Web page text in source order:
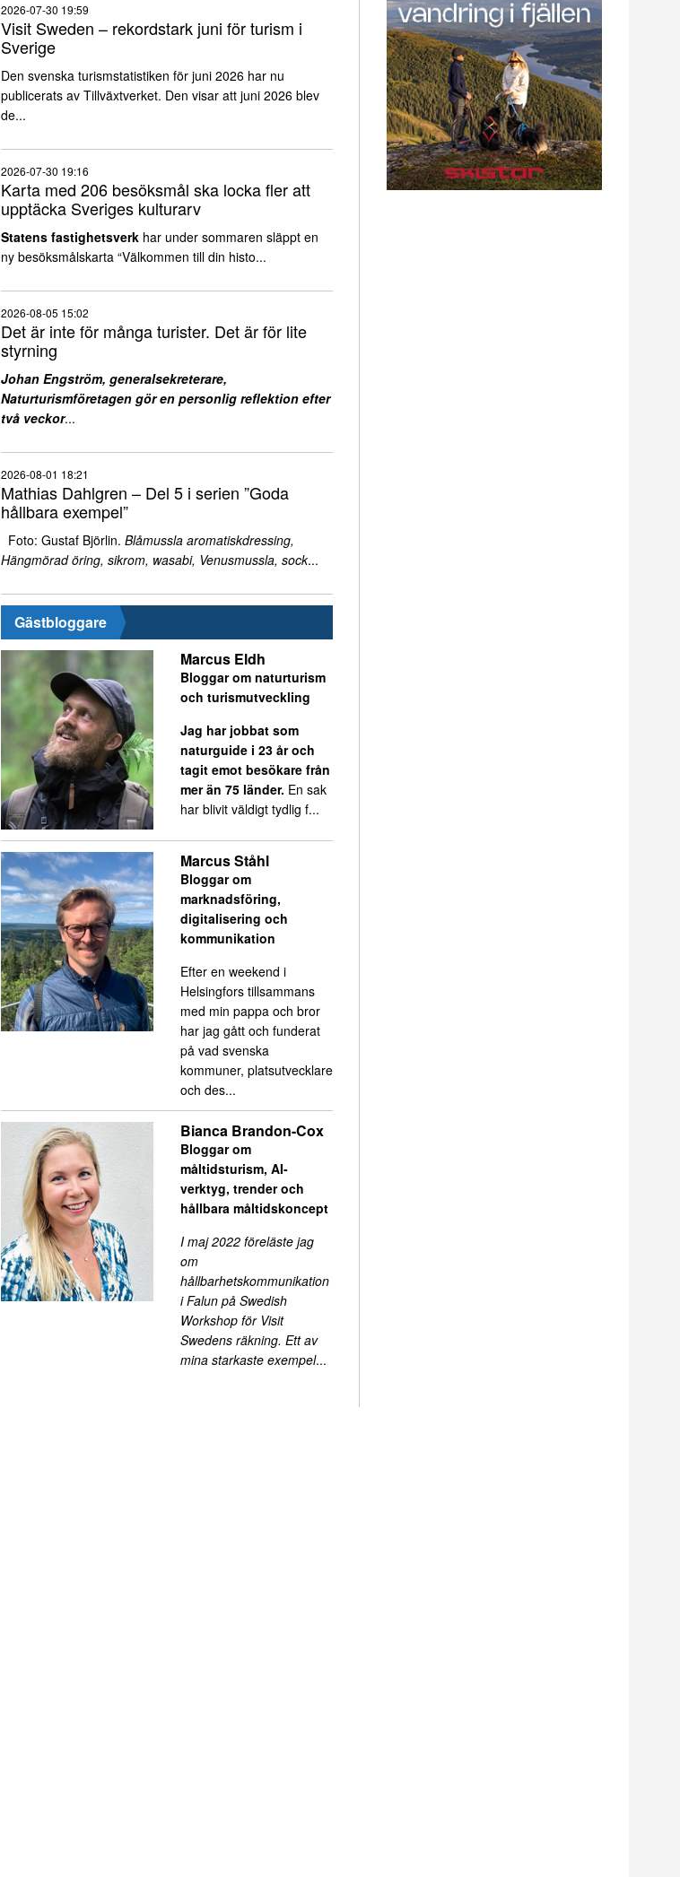
2026-07-30 19:59
Visit Sweden – rekordstark juni för turism i
Sverige
Den svenska turismstatistiken för juni 2026 har nu
publicerats av Tillväxtverket. Den visar att juni 2026 blev
de...
2026-07-30 19:16
Karta med 206 besöksmål ska locka fler att
upptäcka Sveriges kulturarv
Statens fastighetsverk har under sommaren släppt en
ny besöksmålskarta “Välkommen till din histo...
2026-08-05 15:02
Det är inte för många turister. Det är för lite
styrning
Johan Engström, generalsekreterare,
Naturturismföretagen gör en personlig reflektion efter
två veckor...
2026-08-01 18:21
Mathias Dahlgren – Del 5 i serien ”Goda
hållbara exempel”
Foto: Gustaf Björlin. Blåmussla aromatiskdressing,
Hängmörad öring, sikrom, wasabi, Venusmussla, sock...
Gästbloggare
Marcus Eldh
Bloggar om naturturism
och turismutveckling
Jag har jobbat som
naturguide i 23 år och
tagit emot besökare från
mer än 75 länder. En sak
har blivit väldigt tydlig f...
Marcus Ståhl
Bloggar om
marknadsföring,
digitalisering och
kommunikation
Efter en weekend i
Helsingfors tillsammans
med min pappa och bror
har jag gått och funderat
på vad svenska
kommuner, platsutvecklare
och des...
Bianca Brandon-Cox
Bloggar om
måltidsturism, AI-
verktyg, trender och
hållbara måltidskoncept
I maj 2022 föreläste jag
om
hållbarhetskommunikation
i Falun på Swedish
Workshop för Visit
Swedens räkning. Ett av
mina starkaste exempel...